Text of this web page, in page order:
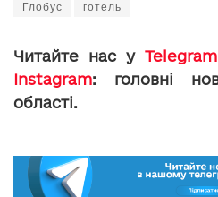
Глобус готель
Читайте нас у Telegram
Instagram: головні
області.